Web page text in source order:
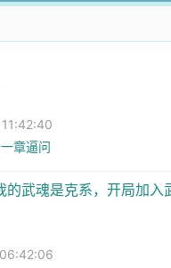
章逼问
的武魂是克系，开局加入